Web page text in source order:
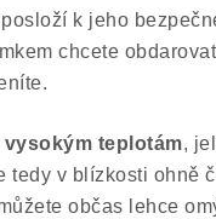
k jeho
chcete
teplotám,
tedy v blízkosti ohně
občas lehce